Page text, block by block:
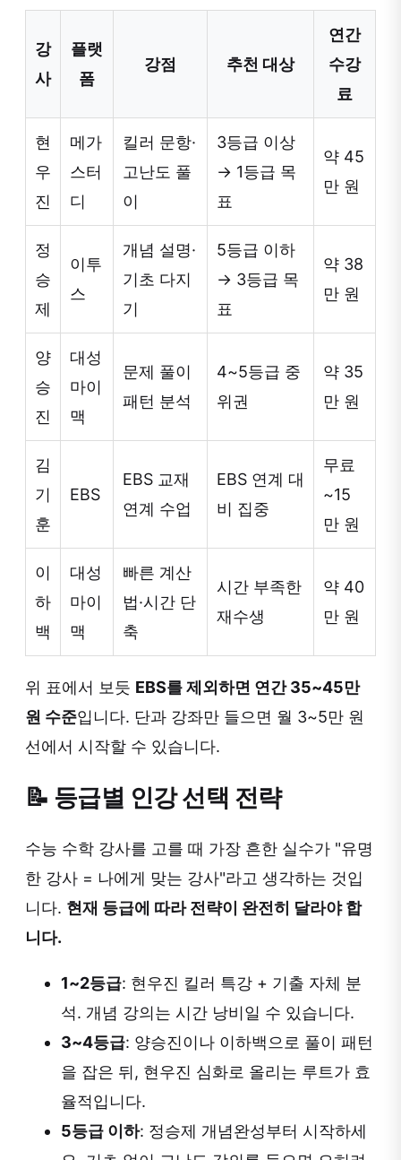
강
사
플랫
폼
강점 추천 대상
연간
수강
료
현
우
진
메가
스터
디
킬러 문항·
고난도 풀
이
3등급 이상
→ 1등급 목
표
약 45
만 원
정
승
제
이투
스
개념 설명·
기초 다지
기
5등급 이하
→ 3등급 목
표
약 38
만 원
양
승
진
대성
마이
맥
문제 풀이
패턴 분석
4~5등급 중
위권
약 35
만 원
김
기
훈
EBS
EBS 교재
연계 수업
EBS 연계 대
비 집중
무료
~15
만 원
이
하
백
대성
마이
맥
빠른 계산
법·시간 단
축
시간 부족한
재수생
약 40
만 원
위 표에서 보듯 EBS를 제외하면 연간 35~45만
원 수준입니다. 단과 강좌만 들으면 월 3~5만 원
선에서 시작할 수 있습니다.
📝 등급별 인강 선택 전략
수능 수학 강사를 고를 때 가장 흔한 실수가 "유명
한 강사 = 나에게 맞는 강사"라고 생각하는 것입
니다. 현재 등급에 따라 전략이 완전히 달라야 합
니다.
1~2등급: 현우진 킬러 특강 + 기출 자체 분
석. 개념 강의는 시간 낭비일 수 있습니다.
3~4등급: 양승진이나 이하백으로 풀이 패턴
을 잡은 뒤, 현우진 심화로 올리는 루트가 효
율적입니다.
5등급 이하: 정승제 개념완성부터 시작하세